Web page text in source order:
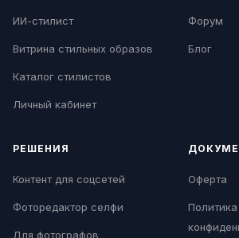
ИИ-стилист
Витрина стильных образов
Каталог стилистов
Личный кабинет
Форум
Блог
РЕШЕНИЯ
Контент для соцсетей
Фоторедактор селфи
Для фотографов
Оферта
Политика